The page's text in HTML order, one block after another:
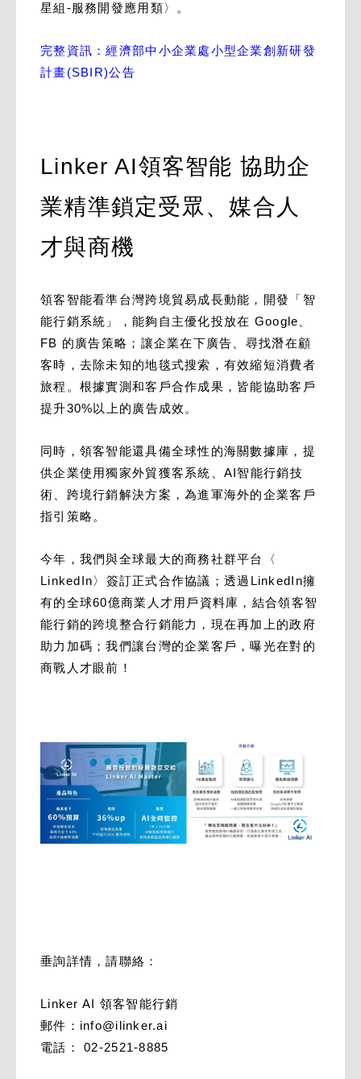
星組-服務開發應用類〉。
完整資訊：經濟部中小企業處小型企業創新研發
計畫(SBIR)公告
Linker AI領客智能 協助企
業精準鎖定受眾、媒合人
才與商機
領客智能看準台灣跨境貿易成長動能，開發「智
能行銷系統」，能夠自主優化投放在 Google、
FB 的廣告策略；讓企業在下廣告、尋找潛在顧
客時，去除未知的地毯式搜索，有效縮短消費者
旅程。根據實測和客戶合作成果，皆能協助客戶
提升30%以上的廣告成效。
同時，領客智能還具備全球性的海關數據庫，提
供企業使用獨家外貿獲客系統、AI智能行銷技
術、跨境行銷解決方案，為進軍海外的企業客戶
指引策略。
今年，我們與全球最大的商務社群平台〈
LinkedIn〉簽訂正式合作協議；透過LinkedIn擁
有的全球60億商業人才用戶資料庫，結合領客智
能行銷的跨境整合行銷能力，現在再加上的政府
助力加碼；我們讓台灣的企業客戶，曝光在對的
商戰人才眼前！
垂詢詳情，請聯絡：
Linker AI 領客智能行銷
郵件： info@ilinker.ai
電話： 02-2521-8885